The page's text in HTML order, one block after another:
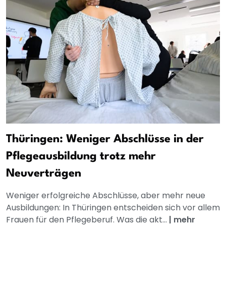
Thüringen: Weniger Abschlüsse in der
Pflegeausbildung trotz mehr
Neuverträgen
Weniger erfolgreiche Abschlüsse, aber mehr neue
Ausbildungen: In Thüringen entscheiden sich vor allem
Frauen für den Pflegeberuf. Was die akt... | mehr